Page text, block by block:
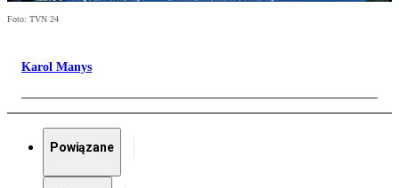
Foto: TVN 24
Karol Manys
Powiązane